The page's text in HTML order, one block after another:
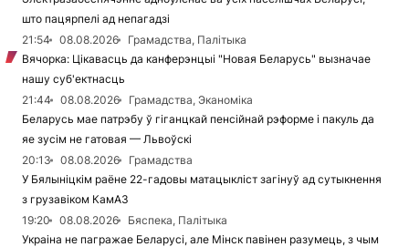
што пацярпелі ад непагадзі
21:54
08.08.2026
Грамадства, Палітыка
Вячорка: Цікавасць да канферэнцыі "Новая Беларусь" вызначае
нашу суб'ектнасць
21:44
08.08.2026
Грамадства, Эканоміка
Беларусь мае патрэбу ў гіганцкай пенсійнай рэформе і пакуль да
яе зусім не гатовая — Львоўскі
20:13
08.08.2026
Грамадства
У Бялыніцкім раёне 22-гадовы матацыкліст загінуў ад сутыкнення
з грузавіком КамАЗ
19:20
08.08.2026
Бяспека, Палітыка
Украіна не пагражае Беларусі, але Мінск павінен разумець, з чым